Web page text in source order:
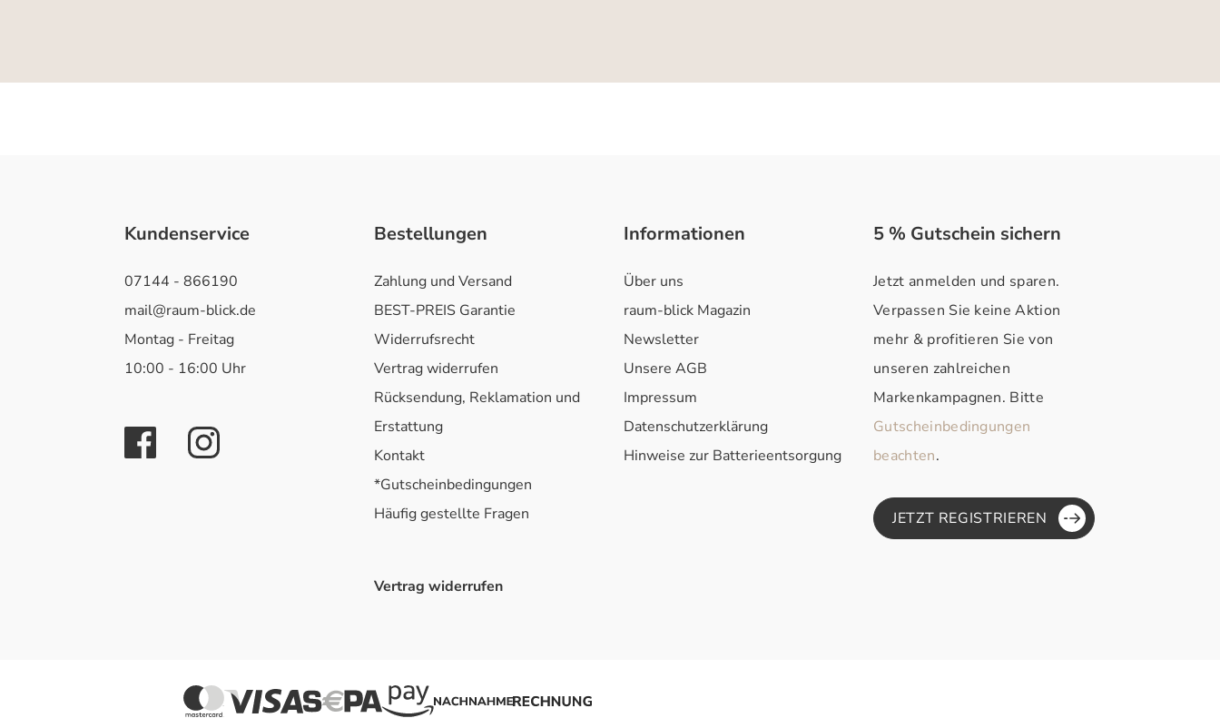
Kundenservice
07144 - 866190
mail@raum-blick.de
Montag - Freitag
10:00 - 16:00 Uhr
Bestellungen
Zahlung und Versand
BEST-PREIS Garantie
Widerrufsrecht
Vertrag widerrufen
Rücksendung, Reklamation und
Erstattung
Kontakt
*Gutscheinbedingungen
Häufig gestellte Fragen
Vertrag widerrufen
Informationen
Über uns
raum-blick Magazin
Newsletter
Unsere AGB
Impressum
Datenschutzerklärung
Hinweise zur Batterieentsorgung
5 % Gutschein sichern
Jetzt anmelden und sparen.
Verpassen Sie keine Aktion
mehr & profitieren Sie von
unseren zahlreichen
Markenkampagnen. Bitte
Gutscheinbedingungen
beachten.
JETZT REGISTRIEREN